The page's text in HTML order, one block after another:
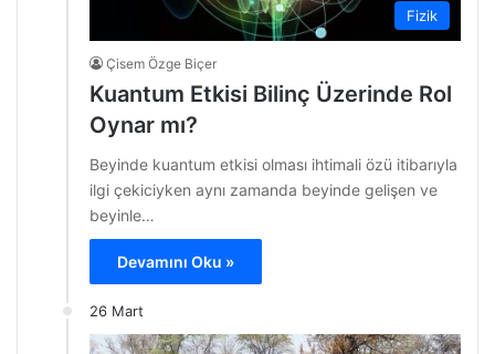
Fizik
Çisem Özge Biçer
Kuantum Etkisi Bilinç Üzerinde Rol
Oynar mı?
Beyinde kuantum etkisi olması ihtimali özü itibarıyla
ilgi çekiciyken aynı zamanda beyinde gelişen ve
beyinle…
Devamını Oku »
26 Mart